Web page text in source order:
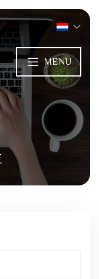
MENU